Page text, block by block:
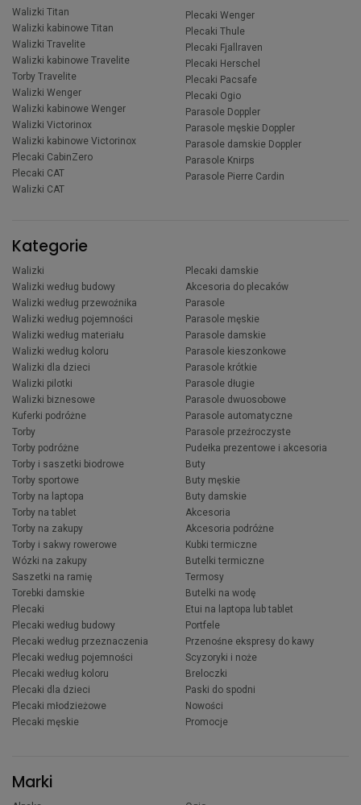
Walizki Titan
Walizki kabinowe Titan
Walizki Travelite
Walizki kabinowe Travelite
Torby Travelite
Walizki Wenger
Walizki kabinowe Wenger
Walizki Victorinox
Walizki kabinowe Victorinox
Plecaki CabinZero
Plecaki CAT
Walizki CAT
Plecaki Wenger
Plecaki Thule
Plecaki Fjallraven
Plecaki Herschel
Plecaki Pacsafe
Plecaki Ogio
Parasole Doppler
Parasole męskie Doppler
Parasole damskie Doppler
Parasole Knirps
Parasole Pierre Cardin
Kategorie
Walizki
Walizki według budowy
Walizki według przewoźnika
Walizki według pojemności
Walizki według materiału
Walizki według koloru
Walizki dla dzieci
Walizki pilotki
Walizki biznesowe
Kuferki podróżne
Torby
Torby podróżne
Torby i saszetki biodrowe
Torby sportowe
Torby na laptopa
Torby na tablet
Torby na zakupy
Torby i sakwy rowerowe
Wózki na zakupy
Saszetki na ramię
Torebki damskie
Plecaki
Plecaki według budowy
Plecaki według przeznaczenia
Plecaki według pojemności
Plecaki według koloru
Plecaki dla dzieci
Plecaki młodzieżowe
Plecaki męskie
Plecaki damskie
Akcesoria do plecaków
Parasole
Parasole męskie
Parasole damskie
Parasole kieszonkowe
Parasole krótkie
Parasole długie
Parasole dwuosobowe
Parasole automatyczne
Parasole przeźroczyste
Pudełka prezentowe i akcesoria
Buty
Buty męskie
Buty damskie
Akcesoria
Akcesoria podróżne
Kubki termiczne
Butelki termiczne
Termosy
Butelki na wodę
Etui na laptopa lub tablet
Portfele
Przenośne ekspresy do kawy
Scyzoryki i noże
Breloczki
Paski do spodni
Nowości
Promocje
Marki